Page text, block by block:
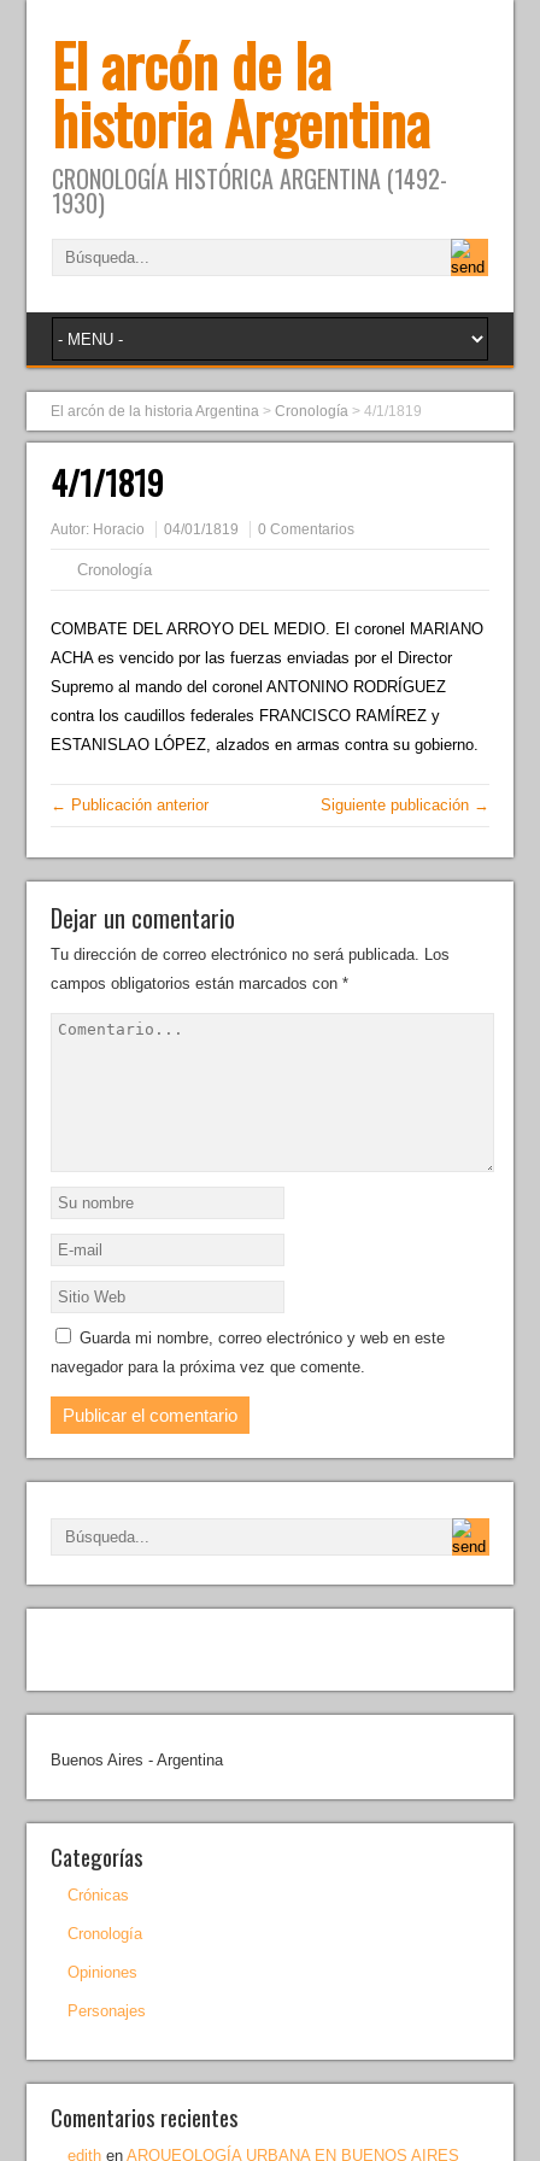
El arcón de la
historia Argentina
CRONOLOGÍA HISTÓRICA ARGENTINA (1492-
1930)
El arcón de la historia Argentina >Cronología >4/1/1819
4/1/1819
Autor: Horacio 04/01/1819 0 Comentarios
Cronología
COMBATE DEL ARROYO DEL MEDIO. El coronel MARIANO
ACHA es vencido por las fuerzas enviadas por el Director
Supremo al mando del coronel ANTONINO RODRÍGUEZ
contra los caudillos federales FRANCISCO RAMÍREZ y
ESTANISLAO LÓPEZ, alzados en armas contra su gobierno.
← Publicación anterior Siguiente publicación →
Dejar un comentario
Tu dirección de correo electrónico no será publicada. Los
campos obligatorios están marcados con*
Guarda mi nombre, correo electrónico y web en este
navegador para la próxima vez que comente.
Buenos Aires - Argentina
Categorías
Crónicas
Cronología
Opiniones
Personajes
Comentarios recientes
edith enARQUEOLOGÍA URBANA EN BUENOS AIRES